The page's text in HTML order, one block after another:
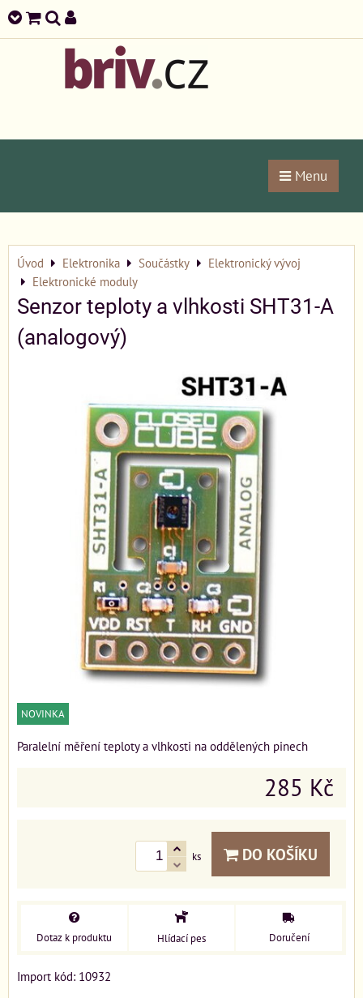
Menu
Úvod Elektronika Součástky
Elektronický vývoj
Elektronické moduly
Senzor teploty a vlhkosti SHT31-A
(analogový)
NOVINKA
Paralelní měření teploty a vlhkosti na oddělených pinech
285 Kč
ks DO KOŠÍKU
Dotaz k produktu Hlídací pes Doručení
Import kód: 10932